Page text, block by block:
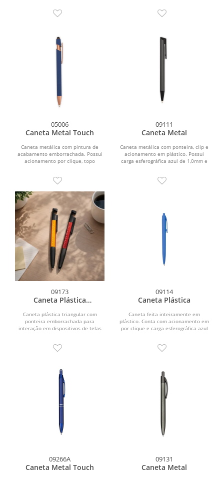
05006
Caneta Metal Touch
Caneta metálica com pintura de
acabamento emborrachada. Possui
acionamento por clique, topo
09111
Caneta Metal
Caneta metálica com ponteira, clip e
acionamento em plástico. Possui
carga esferográfica azul de 1,0mm e
09173
Caneta Plástica
Caneta plástica triangular com
ponteira emborrachada para
interação em dispositivos de telas
09114
Caneta Plástica
Caneta feita inteiramente em
plástico. Conta com acionamento em
por clique e carga esferográfica azul
09266A
Caneta Metal Touch
09131
Caneta Metal